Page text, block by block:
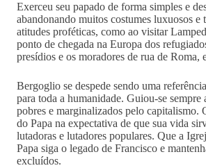
Exerceu seu papado de forma simples e
abandonando muitos costumes luxuosos e
atitudes proféticas, como ao visitar
ponto de chegada na Europa dos
presídios e os moradores de rua de Roma,
Bergoglio se despede sendo uma
para toda a humanidade. Guiou-se sempre
pobres e marginalizados pelo capitalismo.
do Papa na expectativa de que sua vida
lutadoras e lutadores populares. Que a
Papa siga o legado de Francisco e
excluídos.